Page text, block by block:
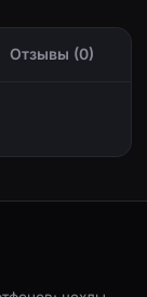
Отзывы (0)